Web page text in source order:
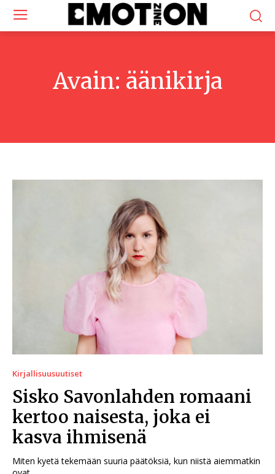
Avain: äänikirja
Kirjallisuusuutiset
Sisko Savonlahden romaani
kertoo naisesta, joka ei
kasva ihmisenä
Miten kyetä tekemään suuria päätöksiä, kun niistä aiemmatkin